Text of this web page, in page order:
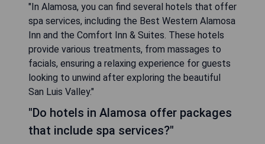
"In Alamosa, you can find several hotels that offer
spa services, including the Best Western Alamosa
Inn and the Comfort Inn & Suites. These hotels
provide various treatments, from massages to
facials, ensuring a relaxing experience for guests
looking to unwind after exploring the beautiful
San Luis Valley."
"Do hotels in Alamosa offer packages
that include spa services?"